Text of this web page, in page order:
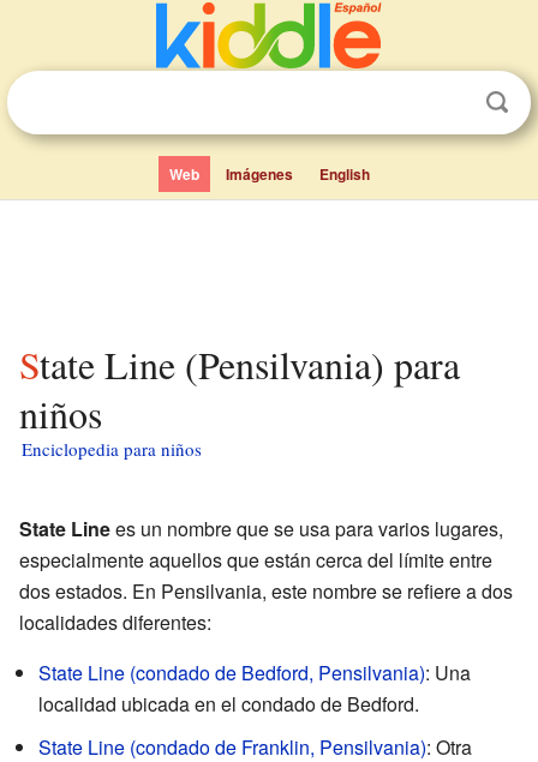
Web Imágenes English
State Line (Pensilvania) para
niños
Enciclopedia para niños
State Linees un nombre que se usa para varios lugares,
especialmente aquellos que están cerca del límite entre
dos estados. En Pensilvania, este nombre se refiere a dos
localidades diferentes:
State Line (condado de Bedford, Pensilvania): Una
localidad ubicada en el condado de Bedford.
State Line (condado de Franklin, Pensilvania): Otra